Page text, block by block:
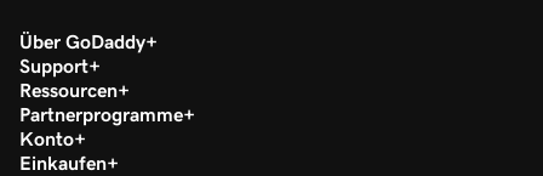
Über GoDaddy
Support
Ressourcen
Partnerprogramme
Konto
Einkaufen